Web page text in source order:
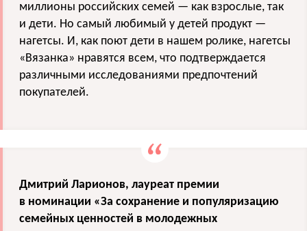
миллионы российских семей — как взрослые, так
и дети. Но самый любимый у детей продукт —
нагетсы. И, как поют дети в нашем ролике, нагетсы
«Вязанка» нравятся всем, что подтверждается
различными исследованиями предпочтений
покупателей.
Дмитрий Ларионов, лауреат премии
в номинации «За сохранение и популяризацию
семейных ценностей в молодежных